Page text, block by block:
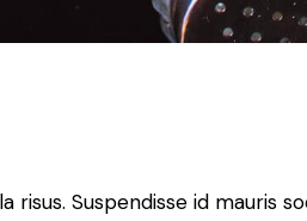
Suspendisse id mauris